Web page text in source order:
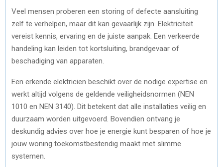
Veel mensen proberen een storing of defecte aansluiting
zelf te verhelpen, maar dit kan gevaarlijk zijn. Elektriciteit
vereist kennis, ervaring en de juiste aanpak. Een verkeerde
handeling kan leiden tot kortsluiting, brandgevaar of
beschadiging van apparaten.
Een erkende elektricien beschikt over de nodige expertise en
werkt altijd volgens de geldende veiligheidsnormen (NEN
1010 en NEN 3140). Dit betekent dat alle installaties veilig en
duurzaam worden uitgevoerd. Bovendien ontvang je
deskundig advies over hoe je energie kunt besparen of hoe je
jouw woning toekomstbestendig maakt met slimme
systemen.